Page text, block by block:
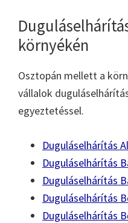
környékén
Osztopán mellett a
vállalok
egyeztetéssel.
Duguláselhárítás
Duguláselhárítás
Duguláselhárítás
Duguláselhárítás
Duguláselhárítás